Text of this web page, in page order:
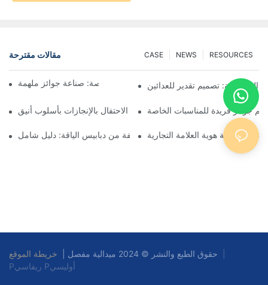
مقالات مقترحة RESOURCES
NEWS
CASE
فن صنع الميداليات المخصصة: صناعة جوائز ملهمةالمخصصة: تصميم تقدير للعدائين
ميداليات الجوائز المخصصة: الاحتفال بالإنجازات بأسلوب أنيق
جوائز فريدة للمناسبات الخاصة
فهم أنواع مختلفة من دبابيس الياقة: دليل شاملالمخصصة هوية العلامة التجارية
حقوق الطبع والنشر © 2024 ميدالية مفصل |
Pريفاسي Pأوليسي